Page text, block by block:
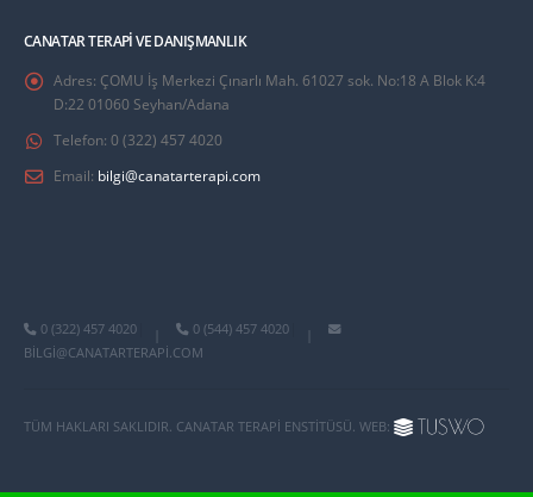
CANATAR TERAPI VE DANIŞMANLIK
Adres: ÇOMU İş Merkezi Çınarlı Mah. 61027 sok. No:18 A Blok K:4
D:22 01060 Seyhan/Adana
Telefon: 0 (322) 457 4020
Email: bilgi@canatarterapi.com
0 (322) 457 4020 0 (544) 457 4020
BILGI@CANATARTERAPI.COM
TÜM HAKLARI SAKLIDIR. CANATAR TERAPI ENSTITÜSÜ. WEB: